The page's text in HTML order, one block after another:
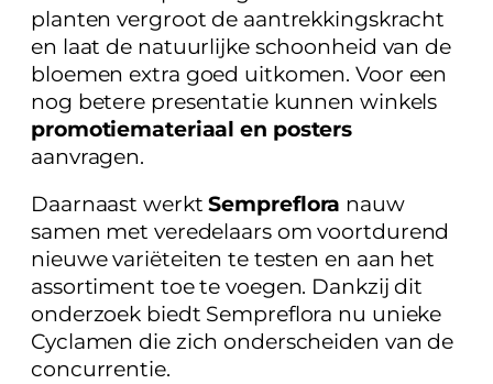
planten vergroot de aantrekkingskracht
en laat de natuurlijke schoonheid van de
bloemen extra goed uitkomen. Voor een
nog betere presentatie kunnen winkels
promotiemateriaal en posters
aanvragen.
Daarnaast werktSempreflora nauw
samen met veredelaars om voortdurend
nieuwe variëteiten te testen en aan het
assortiment toe te voegen. Dankzij dit
onderzoek biedt Sempreflora nu unieke
Cyclamen die zich onderscheiden van de
concurrentie.